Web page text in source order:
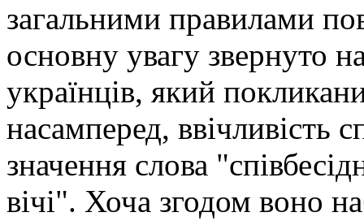
загальними правилами
основну увагу звернуто
українців, який
насамперед, ввічливість
значення слова
вічі". Хоча згодом воно